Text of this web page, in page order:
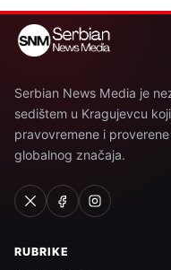
Serbian News Media je
sedištem u Kragujevcu
pravovremene i
globalnog značaja.
RUBRIKE